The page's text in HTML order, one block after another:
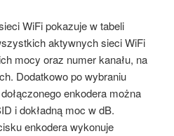
WiFi pokazuje w tabeli
aktywnych sieci WiFi
mocy oraz numer kanału, na
Dodatkowo po wybraniu
enkodera można
i dokładną moc w dB.
enkodera wykonuje